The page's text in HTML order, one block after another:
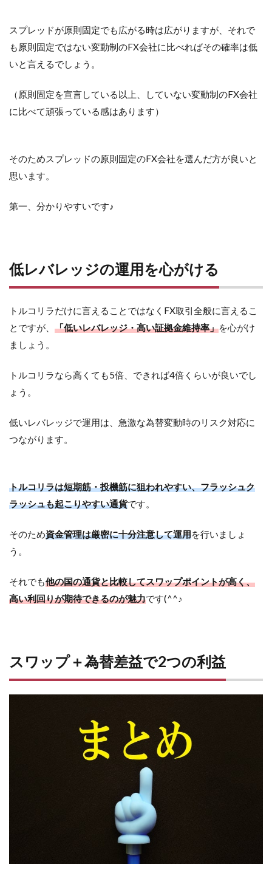
スプレッドが原則固定でも広がる時は広がりますが、それで
も原則固定ではない変動制のFX会社に比べればその確率は低
いと言えるでしょう。
（原則固定を宣言している以上、していない変動制のFX会社
に比べて頑張っている感はあります）
そのためスプレッドの原則固定のFX会社を選んだ方が良いと
思います。
第一、分かりやすいです♪
低レバレッジの運用を心がける
トルコリラだけに言えることではなくFX取引全般に言えるこ
とですが、 「低いレバレッジ・高い証拠金維持率」を心がけ
ましょう。
トルコリラなら高くても5倍、できれば4倍くらいが良いでし
ょう。
低いレバレッジで運用は、急激な為替変動時のリスク対応に
つながります。
トルコリラは短期筋・投機筋に狙われやすい、フラッシュク
ラッシュも起こりやすい通貨です。
そのため資金管理は厳密に十分注意して運用を行いましょ
う。
それでも他の国の通貨と比較してスワップポイントが高く、
高い利回りが期待できるのが魅力です(^^♪
スワップ＋為替差益で2つの利益